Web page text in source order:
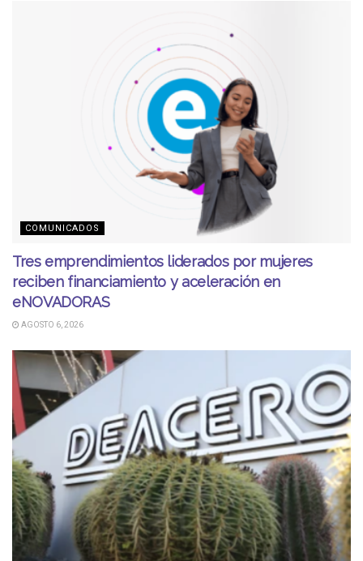
COMUNICADOS
Tres emprendimientos liderados por mujeres
reciben financiamiento y aceleración en
eNOVADORAS
AGOSTO 6, 2026